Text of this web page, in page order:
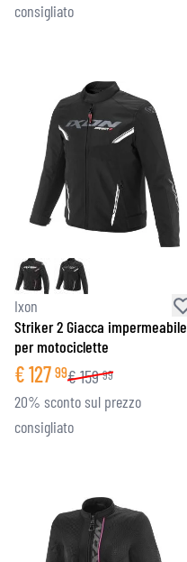
consigliato
Ixon
Striker 2 Giacca impermeabile
per motociclette
€127 99€159 99
20% sconto sul prezzo
consigliato